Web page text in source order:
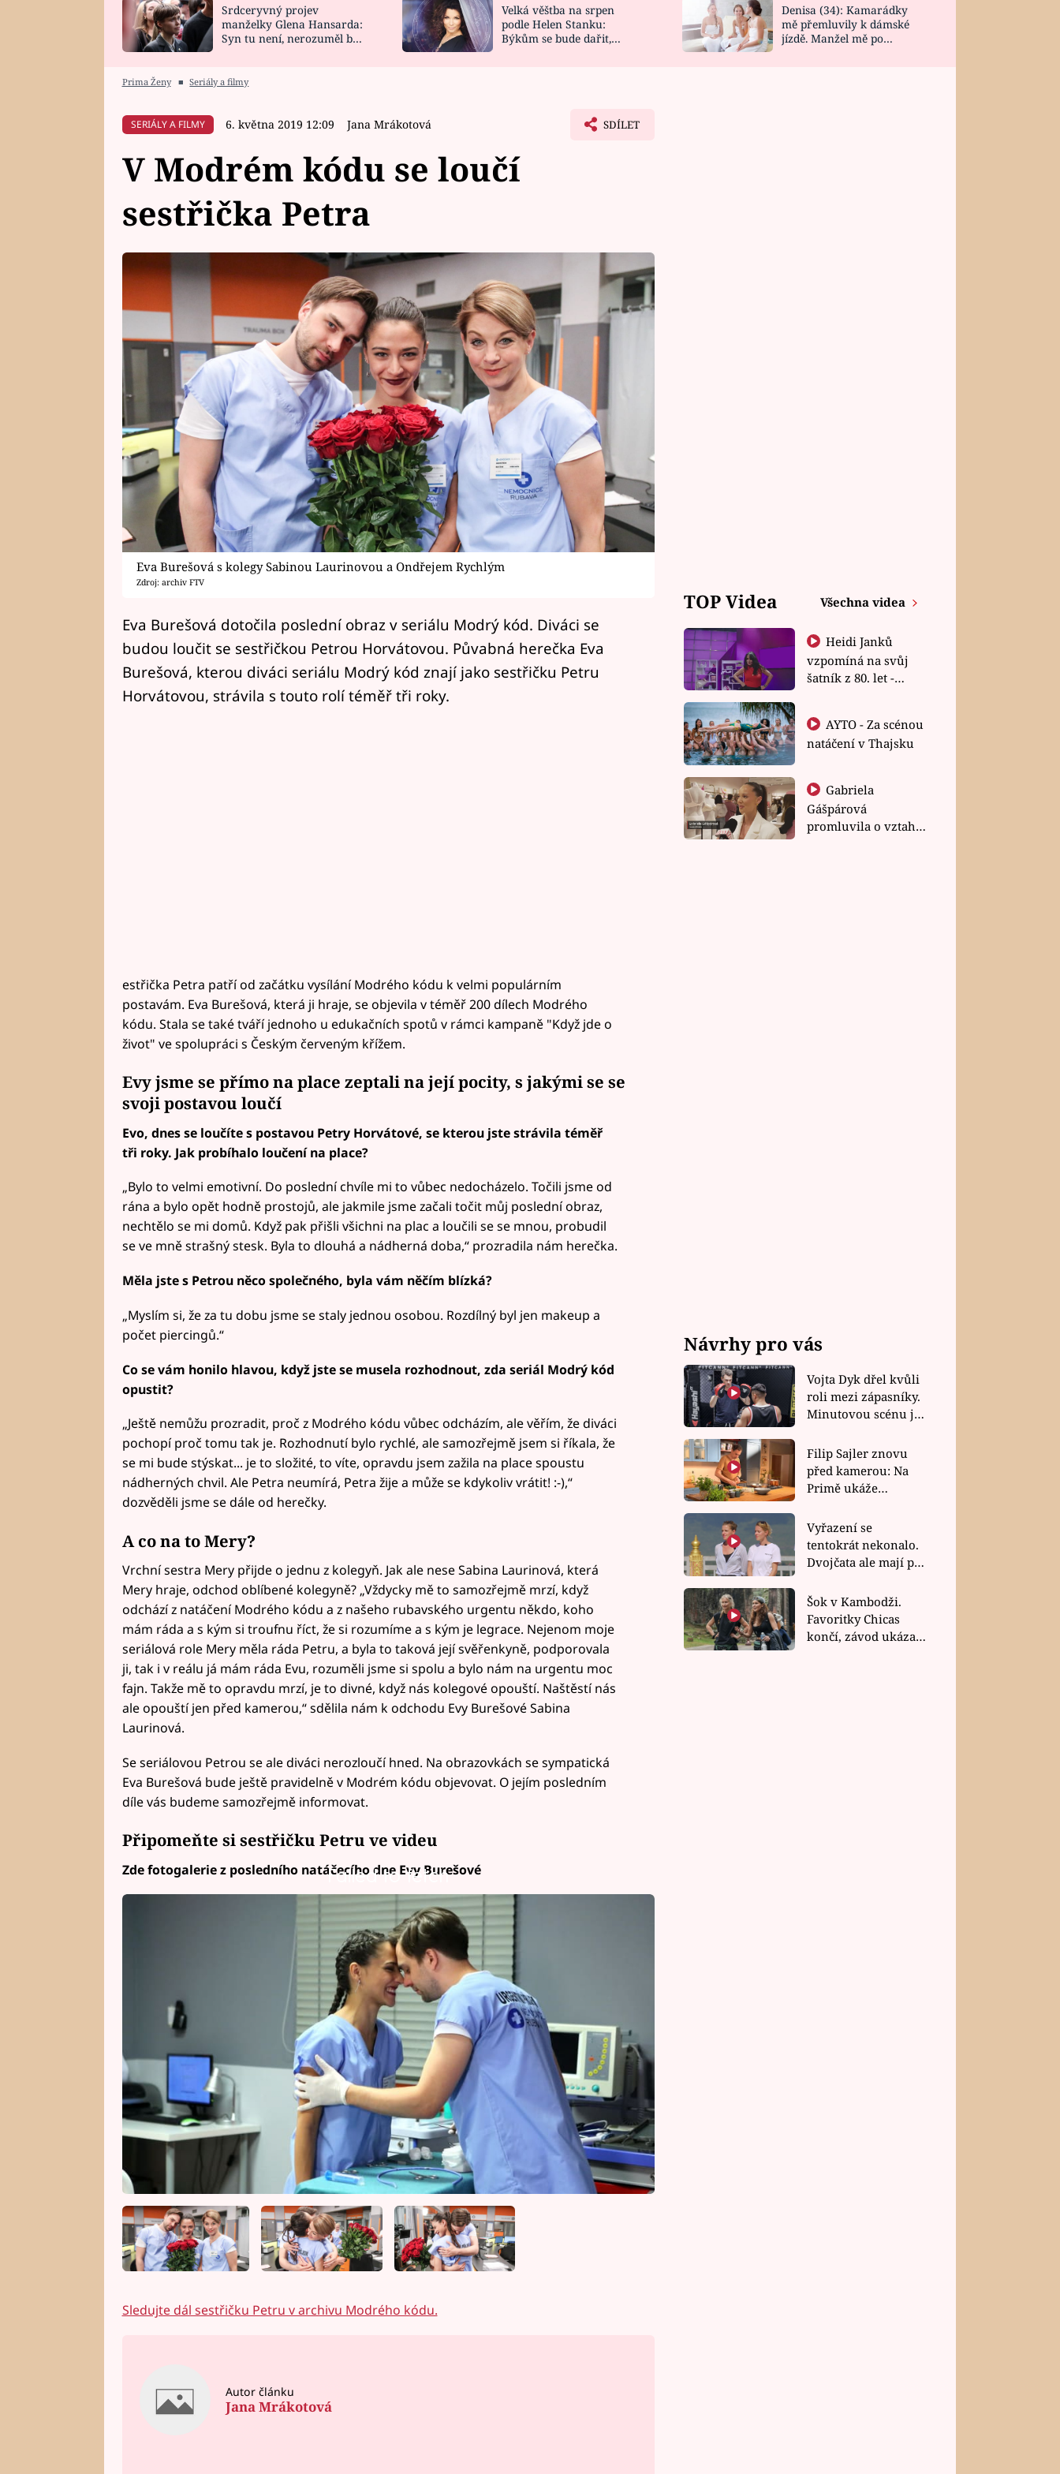
HOROSKOP NA
CELEBRITY
VAŘENÍ
NOVINKY
VIDEORECEPTY
DESIGN
Srdceryvný projev
manželky Glena Hansarda:
Syn tu není, nerozuměl by
Velká věštba na srpen
podle Helen Stanku:
Býkům se bude dařit,
Denisa (34): Kamarádky
mě přemluvily k dámské
jízdě. Manžel mě po
Prima Ženy ■ Seriály a filmy
SERIÁLY A FILMY 6. května 2019 12:09 Jana Mrákotová SDÍLET
V Modrém kódu se loučí
sestřička Petra
Eva Burešová s kolegy Sabinou Laurinovou a Ondřejem Rychlým
Zdroj: archiv FTV
Eva Burešová dotočila poslední obraz v seriálu Modrý kód. Diváci se
budou loučit se sestřičkou Petrou Horvátovou. Půvabná herečka Eva
Burešová, kterou diváci seriálu Modrý kód znají jako sestřičku Petru
Horvátovou, strávila s touto rolí téměř tři roky.
estřička Petra patří od začátku vysílání Modrého kódu k velmi populárním
postavám. Eva Burešová, která ji hraje, se objevila v téměř 200 dílech Modrého
kódu. Stala se také tváří jednoho u edukačních spotů v rámci kampaně "Když jde o
život" ve spolupráci s Českým červeným křížem.
Evy jsme se přímo na place zeptali na její pocity, s jakými se se
svoji postavou loučí
Evo, dnes se loučíte s postavou Petry Horvátové, se kterou jste strávila téměř
tři roky. Jak probíhalo loučení na place?
„Bylo to velmi emotivní. Do poslední chvíle mi to vůbec nedocházelo. Točili jsme od
rána a bylo opět hodně prostojů, ale jakmile jsme začali točit můj poslední obraz,
nechtělo se mi domů. Když pak přišli všichni na plac a loučili se se mnou, probudil
se ve mně strašný stesk. Byla to dlouhá a nádherná doba,“ prozradila nám herečka.
Měla jste s Petrou něco společného, byla vám něčím blízká?
„Myslím si, že za tu dobu jsme se staly jednou osobou. Rozdílný byl jen makeup a
počet piercingů.“
Co se vám honilo hlavou, když jste se musela rozhodnout, zda seriál Modrý kód
opustit?
„Ještě nemůžu prozradit, proč z Modrého kódu vůbec odcházím, ale věřím, že diváci
pochopí proč tomu tak je. Rozhodnutí bylo rychlé, ale samozřejmě jsem si říkala, že
se mi bude stýskat... je to složité, to víte, opravdu jsem zažila na place spoustu
nádherných chvil. Ale Petra neumírá, Petra žije a může se kdykoliv vrátit! :-),“
dozvěděli jsme se dále od herečky.
A co na to Mery?
Vrchní sestra Mery přijde o jednu z kolegyň. Jak ale nese Sabina Laurinová, která
Mery hraje, odchod oblíbené kolegyně? „Vždycky mě to samozřejmě mrzí, když
odchází z natáčení Modrého kódu a z našeho rubavského urgentu někdo, koho
mám ráda a s kým si troufnu říct, že si rozumíme a s kým je legrace. Nejenom moje
seriálová role Mery měla ráda Petru, a byla to taková její svěřenkyně, podporovala
ji, tak i v reálu já mám ráda Evu, rozuměli jsme si spolu a bylo nám na urgentu moc
fajn. Takže mě to opravdu mrzí, je to divné, když nás kolegové opouští. Naštěstí nás
ale opouští jen před kamerou,“ sdělila nám k odchodu Evy Burešové Sabina
Laurinová.
Se seriálovou Petrou se ale diváci nerozloučí hned. Na obrazovkách se sympatická
Eva Burešová bude ještě pravidelně v Modrém kódu objevovat. O jejím posledním
díle vás budeme samozřejmě informovat.
Připomeňte si sestřičku Petru ve videu
Failed to fetch
Zde fotogalerie z posledního natáčecího dne Evy Burešové
Sledujte dál sestřičku Petru v archivu Modrého kódu.
Autor článku
Jana Mrákotová
TOP Videa Všechna videa
Heidi Janků
vzpomíná na svůj
šatník z 80. let -
natáčení v Thajsku
Gabriela
Gášpárová
promluvila o vztahu
Návrhy pro vás
Vojta Dyk dřel kvůli
roli mezi zápasníky.
Minutovou scénu jel
Filip Sajler znovu
před kamerou: Na
Primě ukáže
rychlé recepty
Vyřazení se
tentokrát nekonalo.
Dvojčata ale mají po
závodu nůž na krku
Šok v Kambodži.
Favoritky Chicas
končí, závod ukázal